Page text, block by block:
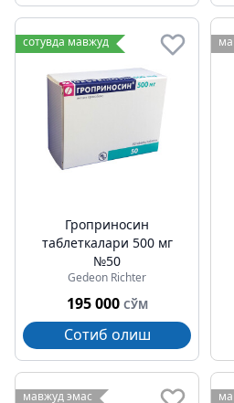
сотувда мавжуд
Гроприносин
таблеткалари 500 мг
№50
Gedeon Richter
195 000 СЎМ
Сотиб олиш
мавжуд эмас